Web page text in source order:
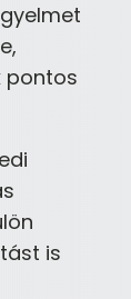
pontos
is